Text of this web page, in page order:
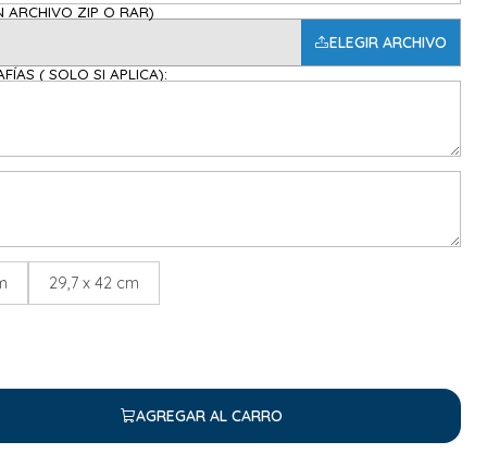
EN ARCHIVO ZIP O RAR)
ELEGIR ARCHIVO
( SOLO SI APLICA):
29,7 x 42 cm
AGREGAR AL CARRO